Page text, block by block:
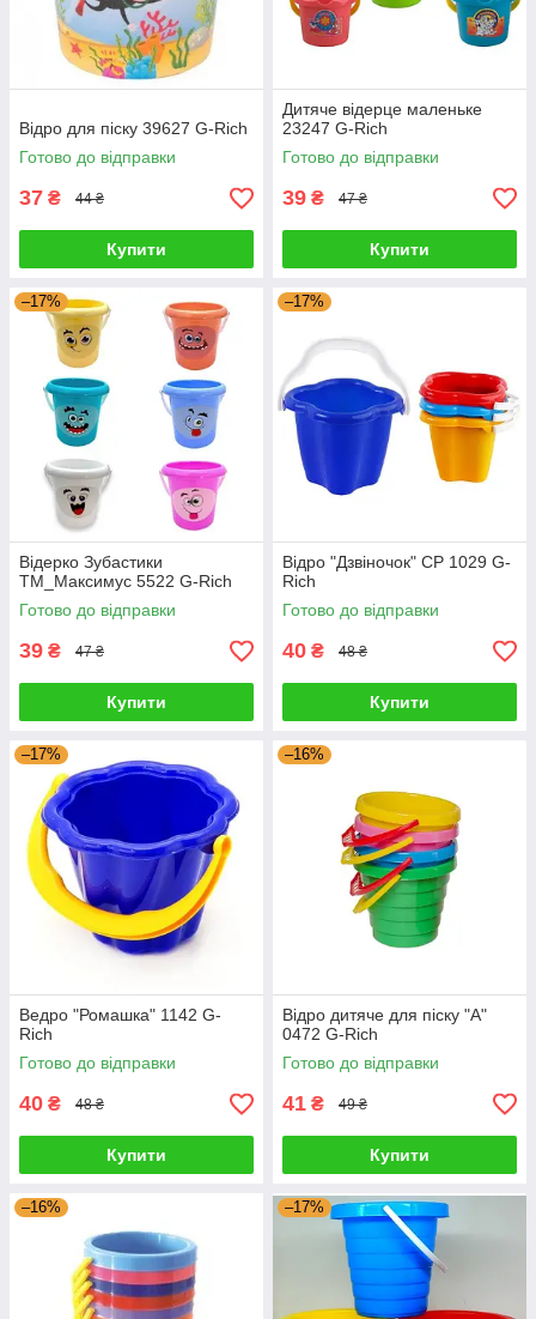
Відро для піску 39627 G-Rich
Готово до відправки
37 ₴ 44 ₴
Купити
Дитяче відерце маленьке
23247 G-Rich
Готово до відправки
39 ₴ 47 ₴
Купити
–17%
Відерко Зубастики
ТМ_Максимус 5522 G-Rich
Готово до відправки
39 ₴ 47 ₴
Купити
–17%
Відро "Дзвіночок" CP 1029 G-
Rich
Готово до відправки
40 ₴ 48 ₴
Купити
–17%
Ведро "Ромашка" 1142 G-
Rich
Готово до відправки
40 ₴ 48 ₴
Купити
–16%
Відро дитяче для піску "А"
0472 G-Rich
Готово до відправки
41 ₴ 49 ₴
Купити
–16% –17%